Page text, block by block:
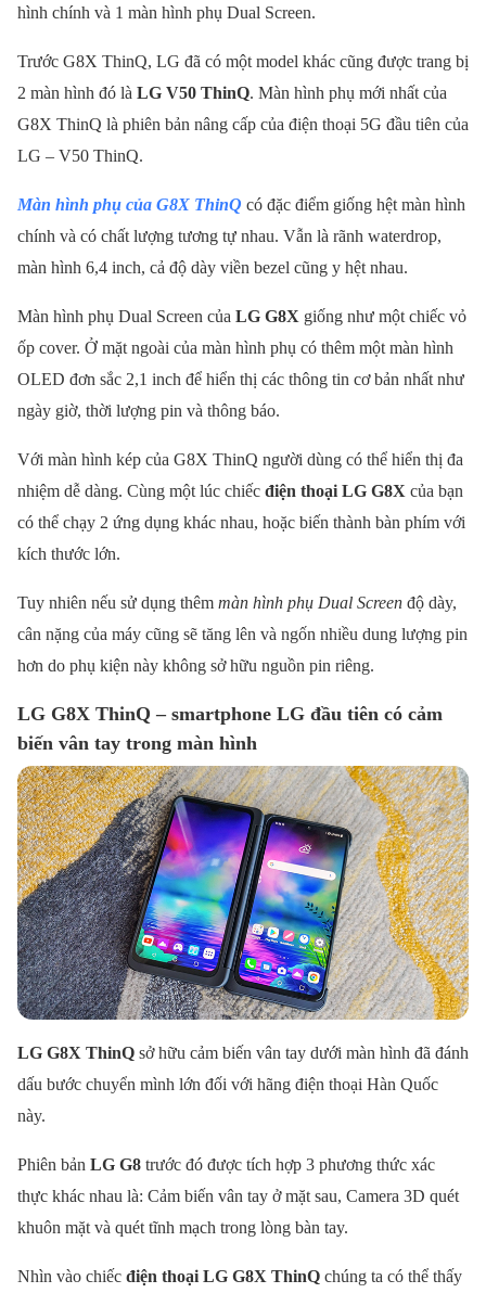
hình chính và 1 màn hình phụ Dual Screen.
Trước G8X ThinQ, LG đã có một model khác cũng được trang bị
2 màn hình đó là LG V50 ThinQ. Màn hình phụ mới nhất của
G8X ThinQ là phiên bản nâng cấp của điện thoại 5G đầu tiên của
LG – V50 ThinQ.
Màn hình phụ của G8X ThinQ có đặc điểm giống hệt màn hình
chính và có chất lượng tương tự nhau. Vẫn là rãnh waterdrop,
màn hình 6,4 inch, cả độ dày viền bezel cũng y hệt nhau.
Màn hình phụ Dual Screen của LG G8X giống như một chiếc vỏ
ốp cover. Ở mặt ngoài của màn hình phụ có thêm một màn hình
OLED đơn sắc 2,1 inch để hiển thị các thông tin cơ bản nhất như
ngày giờ, thời lượng pin và thông báo.
Với màn hình kép của G8X ThinQ người dùng có thể hiển thị đa
nhiệm dễ dàng. Cùng một lúc chiếc điện thoại LG G8X của bạn
có thể chạy 2 ứng dụng khác nhau, hoặc biến thành bàn phím với
kích thước lớn.
Tuy nhiên nếu sử dụng thêm màn hình phụ Dual Screen độ dày,
cân nặng của máy cũng sẽ tăng lên và ngốn nhiều dung lượng pin
hơn do phụ kiện này không sở hữu nguồn pin riêng.
LG G8X ThinQ – smartphone LG đầu tiên có cảm
biến vân tay trong màn hình
LG G8X ThinQ sở hữu cảm biến vân tay dưới màn hình đã đánh
dấu bước chuyển mình lớn đối với hãng điện thoại Hàn Quốc
này.
Phiên bản LG G8 trước đó được tích hợp 3 phương thức xác
thực khác nhau là: Cảm biến vân tay ở mặt sau, Camera 3D quét
khuôn mặt và quét tĩnh mạch trong lòng bàn tay.
Nhìn vào chiếc điện thoại LG G8X ThinQ chúng ta có thể thấy